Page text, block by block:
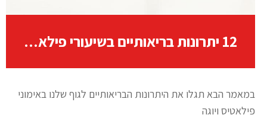
12 יתרונות בריאותיים בשיעורי פילאטיס ויוגה
במאמר הבא תגלו את היתרונות הבריאותיים לגוף שלנו באימוני
פילאטיס ויוגה